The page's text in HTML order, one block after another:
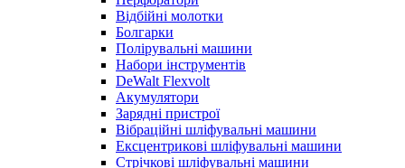
Відбійні молотки
Болгарки
Полірувальні машини
Набори інструментів
DeWalt Flexvolt
Акумулятори
Зарядні пристрої
Вібраційні шліфувальні машини
Ексцентрикові шліфувальні машини
Стрічкові шліфувальні машини